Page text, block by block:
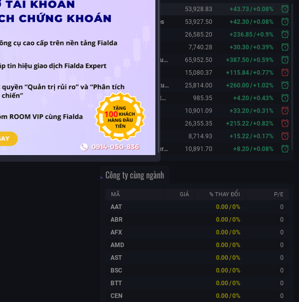
53,928.83 +43.73 /+0.08%
Dow 30 Futures
53,927.50 +42.30/+0.08%
26,585.20 +236.85/+0.9%
7,740.28 +30.30/+0.39%
Nikkei 225 Futures
65,952.50 +387.50/+0.59%
15,080.37 +115.84/+0.77%
Hang Seng Futures
25,814.00 +260.00/+1.02%
KOSPI 200 Futures
985.35 +4.20/+0.43%
FTSE 100
10,901.09 +33.20/+0.31%
DAX
26,355.35 +215.22/+0.82%
CAC 40
8,714.93 +15.22/+0.17%
FTSE 100 Futures
10,891.70 +8.20/+0.08%
Công ty cùng ngành
MÃ GIÁ % THAY ĐỔI P/E
AAT 0.00/0%
0
ABR
0.00/0%
0
AFX
0.00/0%
0
AMD
0.00/0%
0
AST
0.00/0%
0
BSC
0.00/0%
0
BTT
0.00/0%
0
CEN
0.00/0% 0